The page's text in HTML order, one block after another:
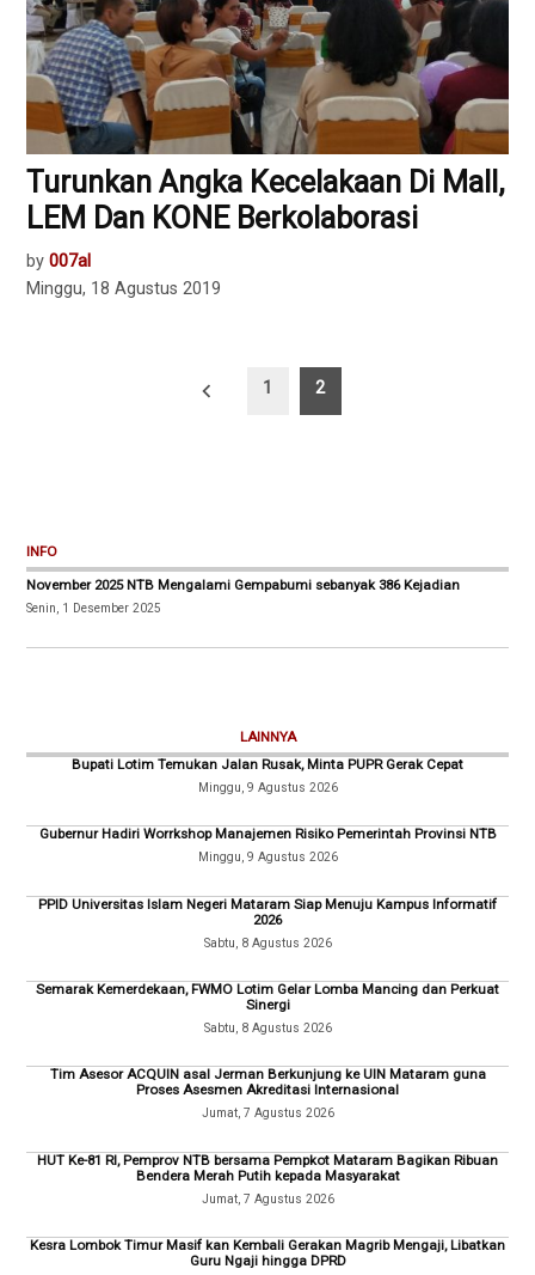
Turunkan Angka Kecelakaan Di Mall,
LEM Dan KONE Berkolaborasi
by 007al
Minggu, 18 Agustus 2019
1 2
INFO
November 2025 NTB Mengalami Gempabumi sebanyak 386 Kejadian
Senin, 1 Desember 2025
LAINNYA
Bupati Lotim Temukan Jalan Rusak, Minta PUPR Gerak Cepat
Minggu, 9 Agustus 2026
Gubernur Hadiri Worrkshop Manajemen Risiko Pemerintah Provinsi NTB
Minggu, 9 Agustus 2026
PPID Universitas Islam Negeri Mataram Siap Menuju Kampus Informatif
2026
Sabtu, 8 Agustus 2026
Semarak Kemerdekaan, FWMO Lotim Gelar Lomba Mancing dan Perkuat
Sinergi
Sabtu, 8 Agustus 2026
Tim Asesor ACQUIN asal Jerman Berkunjung ke UIN Mataram guna
Proses Asesmen Akreditasi Internasional
Jumat, 7 Agustus 2026
HUT Ke-81 RI, Pemprov NTB bersama Pempkot Mataram Bagikan Ribuan
Bendera Merah Putih kepada Masyarakat
Jumat, 7 Agustus 2026
Kesra Lombok Timur Masif kan Kembali Gerakan Magrib Mengaji, Libatkan
Guru Ngaji hingga DPRD